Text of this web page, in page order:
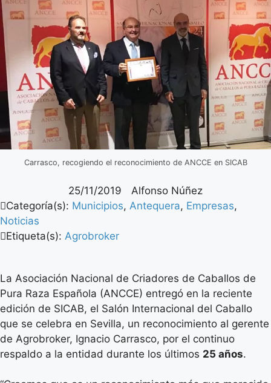
Carrasco, recogiendo el reconocimiento de ANCCE en SICAB
25/11/2019
Alfonso Núñez
Categoría(s): Municipios, Antequera, Empresas,
Noticias
Etiqueta(s): Agrobroker
La Asociación Nacional de Criadores de Caballos de
Pura Raza Española (ANCCE) entregó en la reciente
edición de SICAB, el Salón Internacional del Caballo
que se celebra en Sevilla, un reconocimiento al gerente
de Agrobroker, Ignacio Carrasco, por el continuo
respaldo a la entidad durante los últimos 25 años.